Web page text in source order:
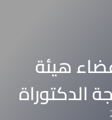
هيئة
الدكتوراة